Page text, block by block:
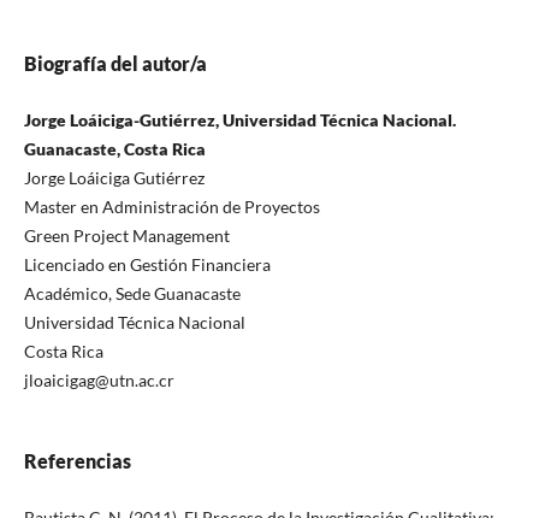
Biografía del autor/a
Jorge Loáiciga-Gutiérrez, Universidad Técnica Nacional.
Guanacaste, Costa Rica
Jorge Loáiciga Gutiérrez
Master en Administración de Proyectos
Green Project Management
Licenciado en Gestión Financiera
Académico, Sede Guanacaste
Universidad Técnica Nacional
Costa Rica
jloaicigag@utn.ac.cr
Referencias